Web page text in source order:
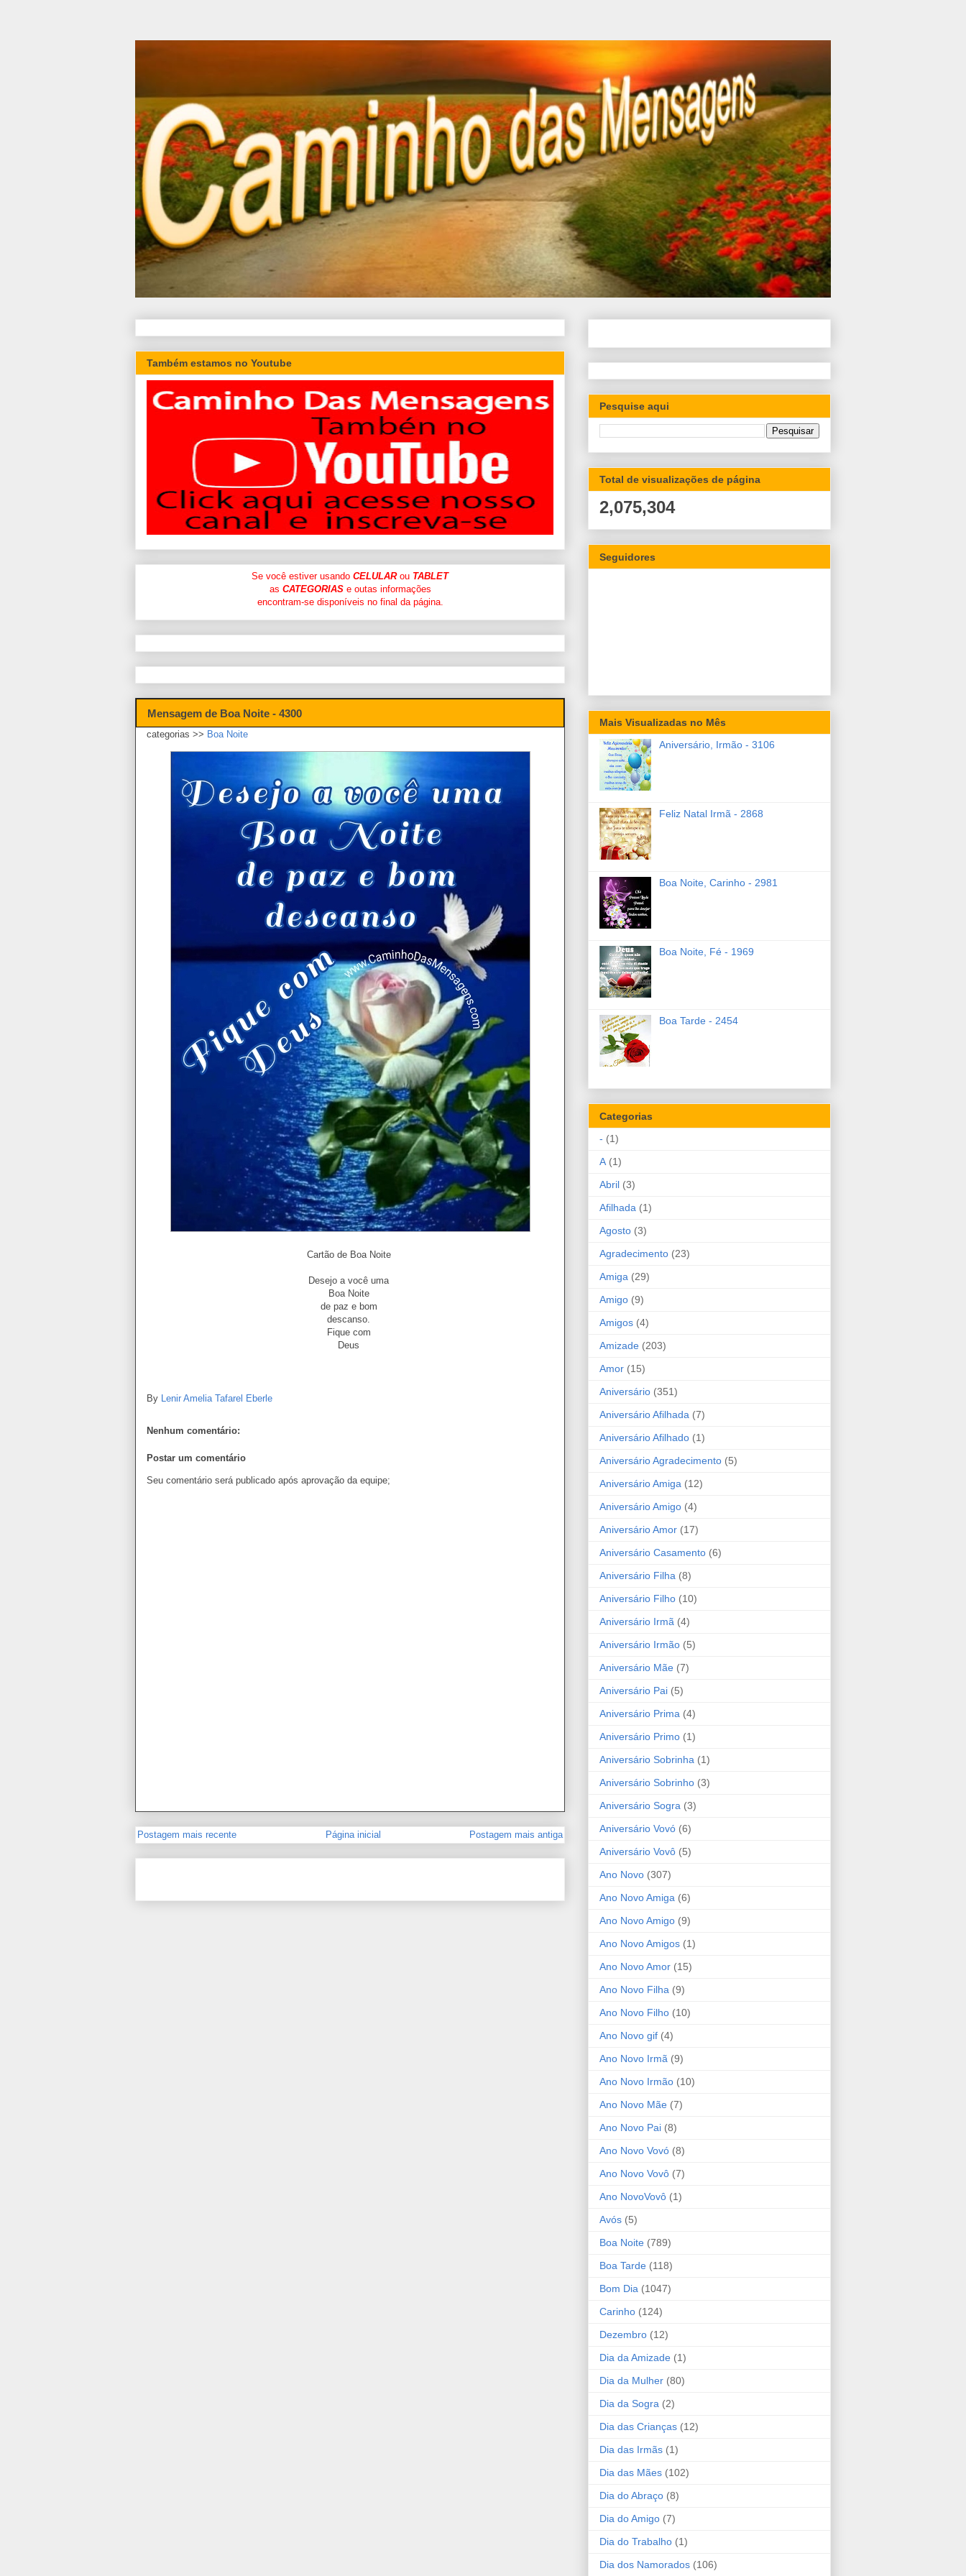
Também estamos no Youtube
Se você estiver usando CELULARou TABLET
as CATEGORIASe outas informações
encontram-se disponíveis no final da página.
Mensagem de Boa Noite - 4300
categorias >> Boa Noite
Cartão de Boa Noite
Desejo a você uma
Boa Noite
de paz e bom
descanso.
Fique com
Deus
By Lenir Amelia Tafarel Eberle
Nenhum comentário:
Postar um comentário
Seu comentário será publicado após aprovação da equipe;
Postagem mais recente Postagem mais antiga
Página inicial
Pesquise aqui
Total de visualizações de página
2,075,304
Seguidores
Mais Visualizadas no Mês
Aniversário, Irmão - 3106
Feliz Natal Irmã - 2868
Boa Noite, Carinho - 2981
Boa Noite, Fé - 1969
Boa Tarde - 2454
Categorias
- (1)
A (1)
Abril (3)
Afilhada (1)
Agosto (3)
Agradecimento (23)
Amiga (29)
Amigo (9)
Amigos (4)
Amizade (203)
Amor (15)
Aniversário (351)
Aniversário Afilhada (7)
Aniversário Afilhado (1)
Aniversário Agradecimento (5)
Aniversário Amiga (12)
Aniversário Amigo (4)
Aniversário Amor (17)
Aniversário Casamento (6)
Aniversário Filha (8)
Aniversário Filho (10)
Aniversário Irmã (4)
Aniversário Irmão (5)
Aniversário Mãe (7)
Aniversário Pai (5)
Aniversário Prima (4)
Aniversário Primo (1)
Aniversário Sobrinha (1)
Aniversário Sobrinho (3)
Aniversário Sogra (3)
Aniversário Vovó (6)
Aniversário Vovô (5)
Ano Novo (307)
Ano Novo Amiga (6)
Ano Novo Amigo (9)
Ano Novo Amigos (1)
Ano Novo Amor (15)
Ano Novo Filha (9)
Ano Novo Filho (10)
Ano Novo gif (4)
Ano Novo Irmã (9)
Ano Novo Irmão (10)
Ano Novo Mãe (7)
Ano Novo Pai (8)
Ano Novo Vovó (8)
Ano Novo Vovô (7)
Ano NovoVovô (1)
Avós (5)
Boa Noite (789)
Boa Tarde (118)
Bom Dia (1047)
Carinho (124)
Dezembro (12)
Dia da Amizade (1)
Dia da Mulher (80)
Dia da Sogra (2)
Dia das Crianças (12)
Dia das Irmãs (1)
Dia das Mães (102)
Dia do Abraço (8)
Dia do Amigo (7)
Dia do Trabalho (1)
Dia dos Namorados (106)